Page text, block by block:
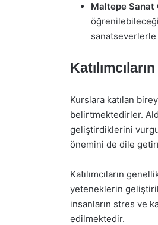
Maltepe Sanat
sanatseverlerle
Kurslara katılan
belirtmektedirler.
geliştirdiklerini
önemini de dile
Katılımcıların
yeteneklerin
insanların stres ve
edilmektedir.